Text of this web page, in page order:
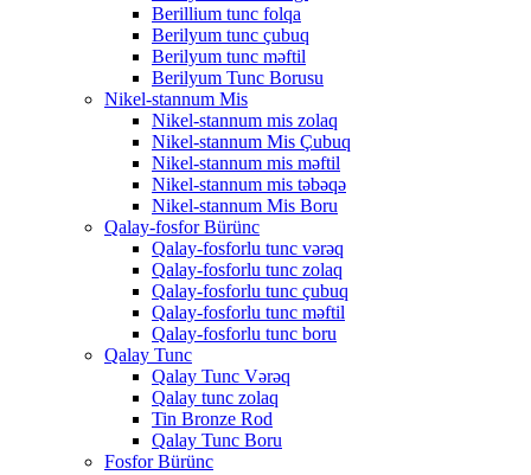
Berillium tunc folqa
Berilyum tunc çubuq
Berilyum tunc məftil
Berilyum Tunc Borusu
Nikel-stannum Mis
Nikel-stannum mis zolaq
Nikel-stannum Mis Çubuq
Nikel-stannum mis məftil
Nikel-stannum mis təbəqə
Nikel-stannum Mis Boru
Qalay-fosfor Bürünc
Qalay-fosforlu tunc vərəq
Qalay-fosforlu tunc zolaq
Qalay-fosforlu tunc çubuq
Qalay-fosforlu tunc məftil
Qalay-fosforlu tunc boru
Qalay Tunc
Qalay Tunc Vərəq
Qalay tunc zolaq
Tin Bronze Rod
Qalay Tunc Boru
Fosfor Bürünc